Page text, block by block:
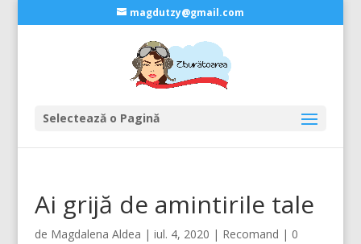
magdutzy@gmail.com
Selectează o Pagină
Ai grijă de amintirile tale
de Magdalena Aldea | iul. 4, 2020 | Recomand | 0